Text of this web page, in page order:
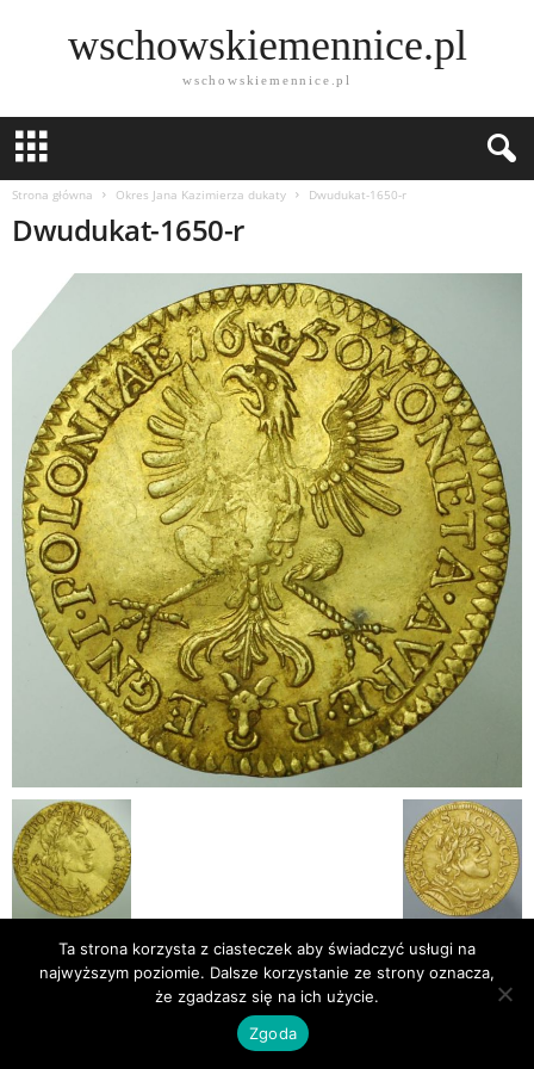
wschowskiemennice.pl
wschowskiemennice.pl
Strona główna Okres Jana Kazimierza dukaty Dwudukat-1650-r
Dwudukat-1650-r
Publikacje
Bibliografia
© Newsmag WordPress Theme by TagDiv
Ta strona korzysta z ciasteczek aby świadczyć usługi na
najwyższym poziomie. Dalsze korzystanie ze strony oznacza,
że zgadzasz się na ich użycie.
Zgoda